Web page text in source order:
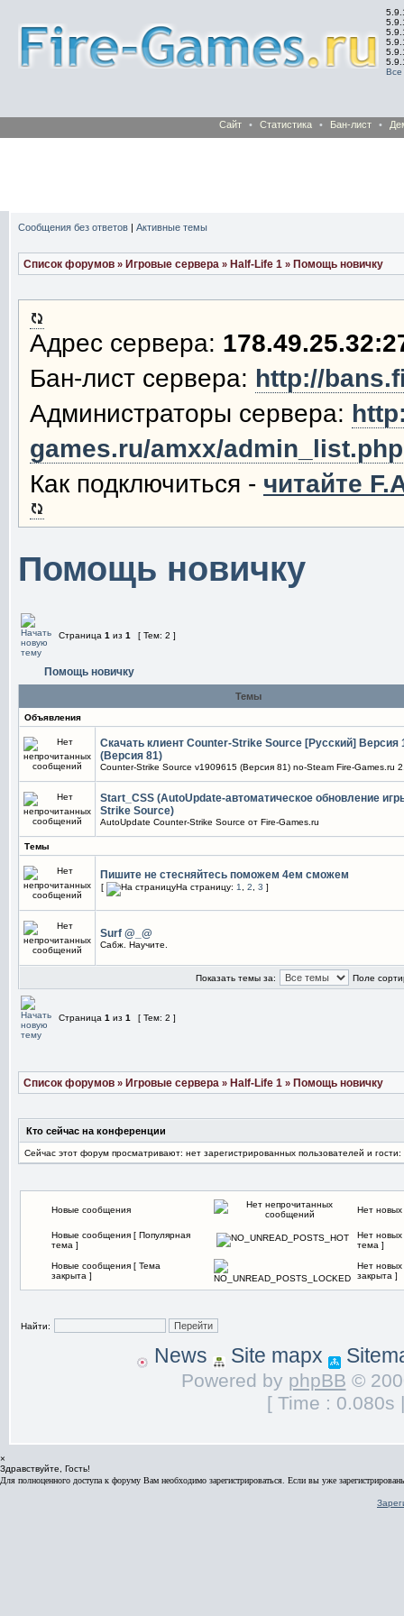
Все
Сайт • Статистика • Бан-лист •
Сообщения без ответов | Активные темы
Список форумов » Игровые сервера » Half-Life 1 » Помощь новичку
Адрес сервера:
Бан-лист сервера: http://
Администраторы сервера:
games.ru/amxx/admin_list.php
Как подключиться - читайте
Помощь новичку
Страница 1 из 1 [ Тем: 2 ]
Помощь новичку
Темы
Объявления
Скачать клиент Counter-Strike Source [Русский] Версия
(Версия 81)
Counter-Strike Source v1909615 (Версия 81) no-Steam Fire-Games.ru
Start_CSS (AutoUpdate-автоматическое обновление
Strike Source)
AutoUpdate Counter-Strike Source от Fire-Games.ru
Темы
Пишите не стесняйтесь поможем 4ем сможем
[ На страницу: 1 2 3 ]
Surf @_@
Сабж. Научите.
Показать темы за: Поле
Страница 1 из 1 [ Тем: 2 ]
Список форумов » Игровые сервера » Half-Life 1 » Помощь новичку
Кто сейчас на конференции
Сейчас этот форум просматривают: нет зарегистрированных пользователей и гости:
Новые сообщения Нет
Новые сообщения [ Популярная
тема ]
Нет
тема ]
Новые сообщения [ Тема
закрыта ]
Нет
закрыта ]
Найти:
News Site mapx
Powered by phpBB ©
[ Time : 0.080s
×
Здравствуйте, Гость!
Для полноценного доступа к форуму Вам необходимо зарегистрироваться. Если вы уже